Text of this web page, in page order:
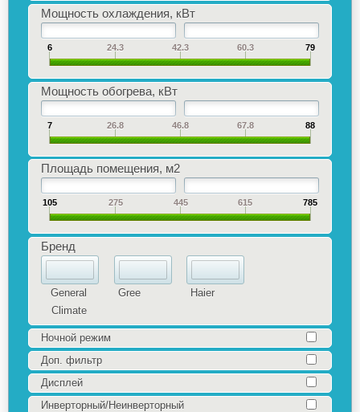
Мощность охлаждения, кВт
6 24.3 42.3 60.3 79
Мощность обогрева, кВт
7 26.8 46.8 67.8 88
Площадь помещения, м2
105 275 445 615 785
Бренд
General
Climate
Gree Haier
Ночной режим
Доп. фильтр
Дисплей
Инверторный/Неинверторный